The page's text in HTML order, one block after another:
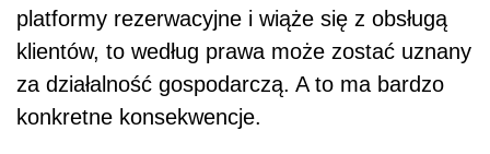
platformy rezerwacyjne i wiąże się z obsługą
klientów, to według prawa może zostać uznany
za działalność gospodarczą. A to ma bardzo
konkretne konsekwencje.